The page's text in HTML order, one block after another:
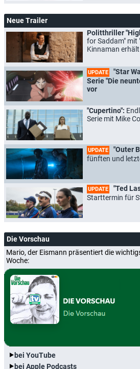
Neue Trailer
Politthriller
for Saddam" mit
Kinnaman
UPDATE
"Star
Serie "Die
vor
"Cupertino":
Serie mit Mike
UPDATE "Outer
fünften und
UPDATE "Ted
Starttermin für
Die Vorschau
Mario, der Eismann präsentiert die
Woche:
bei YouTube
bei Apple Podcasts